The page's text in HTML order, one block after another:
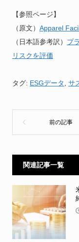
【参照ページ】
（原文） Apparel
（日本語参考訳） プ
リスクを評価
タグ: ESGデータ サ
関連記事一覧